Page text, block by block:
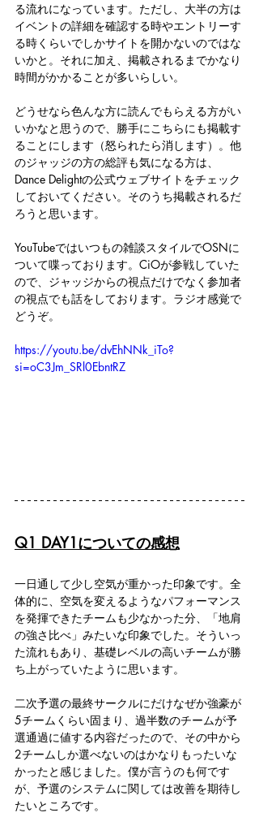
る流れになっています。ただし、大半の方は
イベントの詳細を確認する時やエントリーす
る時くらいでしかサイトを開かないのではな
いかと。それに加え、掲載されるまでかなり
時間がかかることが多いらしい。
どうせなら色んな方に読んでもらえる方がい
いかなと思うので、勝手にこちらにも掲載す
ることにします（怒られたら消します）。他
のジャッジの方の総評も気になる方は、
Dance Delightの公式ウェブサイトをチェック
しておいてください。そのうち掲載されるだ
ろうと思います。
YouTubeではいつもの雑談スタイルでOSNに
ついて喋っております。CiOが参戦していた
ので、ジャッジからの視点だけでなく参加者
の視点でも話をしております。ラジオ感覚で
どうぞ。
https://youtu.be/dvEhNNk_iTo?
si=oC3Jm_SRl0EbntRZ
Q1 DAY1についての感想
一日通して少し空気が重かった印象です。全
体的に、空気を変えるようなパフォーマンス
を発揮できたチームも少なかった分、「地肩
の強さ比べ」みたいな印象でした。そういっ
た流れもあり、基礎レベルの高いチームが勝
ち上がっていたように思います。
二次予選の最終サークルにだけなぜか強豪が
5チームくらい固まり、過半数のチームが予
選通過に値する内容だったので、その中から
2チームしか選べないのはかなりもったいな
かったと感じました。僕が言うのも何です
が、予選のシステムに関しては改善を期待し
たいところです。